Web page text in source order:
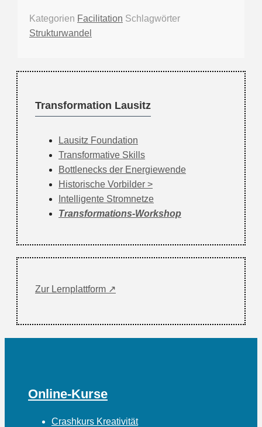
Kategorien Facilitation Schlagwörter
Strukturwandel
Transformation Lausitz
Lausitz Foundation
Transformative Skills
Bottlenecks der Energiewende
Historische Vorbilder
Intelligente Stromnetze
Transformations-Workshop
Zur Lernplattform ↗
Online-Kurse
Crashkurs Kreativität